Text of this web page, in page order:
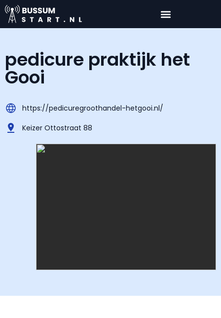
pedicure praktijk het
Gooi
https://pedicuregroothandel-hetgooi.nl/
Keizer Ottostraat 88